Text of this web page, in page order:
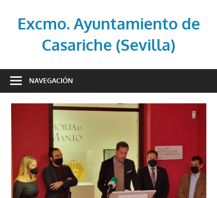
contenidoExcmo. Ayuntamiento de
Casariche (Sevilla)
oficial
Ayuntamiento
Casariche
(Sevilla)
NAVEGACIÓN